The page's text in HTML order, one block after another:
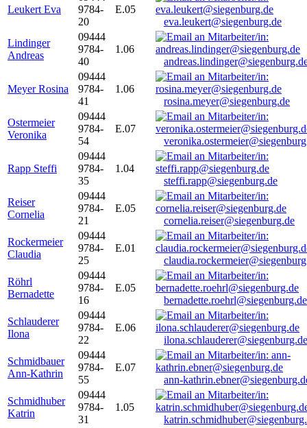
Leukert Eva
9784-
20
E.05
eva.leukert@siegenburg.de
Lindinger
Andreas
09444
9784-
40
1.06
Meyer Rosina
09444
9784-
41
1.06
rosina.meyer@siegenburg.de
Ostermeier
Veronika
09444
9784-
54
E.07
Rapp Steffi
09444
9784-
35
1.04
steffi.rapp@siegenburg.de
Reiser
Cornelia
09444
9784-
21
E.05
cornelia.reiser@siegenburg.de
Rockermeier
Claudia
09444
9784-
25
E.01
Röhrl
Bernadette
09444
9784-
16
E.05
bernadette.roehrl@siegenburg.de
Schlauderer
Ilona
09444
9784-
22
E.06
ilona.schlauderer@siegenburg.de
Schmidbauer
Ann-Kathrin
09444
9784-
55
E.07
ann-
Schmidhuber
Katrin
09444
9784-
31
1.05